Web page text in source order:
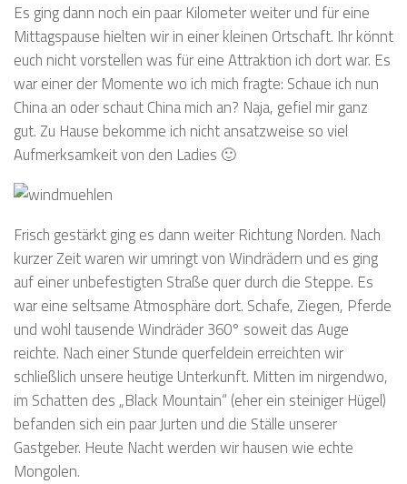
Es ging dann noch ein paar Kilometer weiter und für eine
Mittagspause hielten wir in einer kleinen Ortschaft. Ihr könnt
euch nicht vorstellen was für eine Attraktion ich dort war. Es
war einer der Momente wo ich mich fragte: Schaue ich nun
China an oder schaut China mich an? Naja, gefiel mir ganz
gut. Zu Hause bekomme ich nicht ansatzweise so viel
Aufmerksamkeit von den Ladies 🙂
Frisch gestärkt ging es dann weiter Richtung Norden. Nach
kurzer Zeit waren wir umringt von Windrädern und es ging
auf einer unbefestigten Straße quer durch die Steppe. Es
war eine seltsame Atmosphäre dort. Schafe, Ziegen, Pferde
und wohl tausende Windräder 360° soweit das Auge
reichte. Nach einer Stunde querfeldein erreichten wir
schließlich unsere heutige Unterkunft. Mitten im nirgendwo,
im Schatten des „Black Mountain“ (eher ein steiniger Hügel)
befanden sich ein paar Jurten und die Ställe unserer
Gastgeber. Heute Nacht werden wir hausen wie echte
Mongolen.